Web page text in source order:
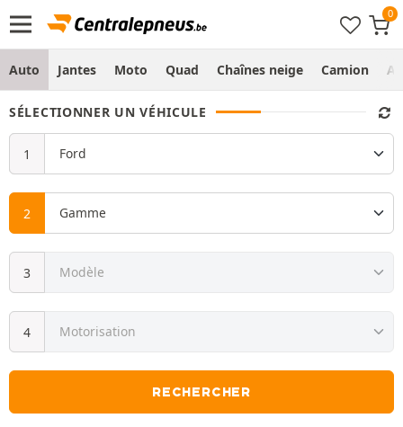
Auto Jantes Moto Quad Chaînes neige Camion
SÉLECTIONNER UN VÉHICULE
RECHERCHER